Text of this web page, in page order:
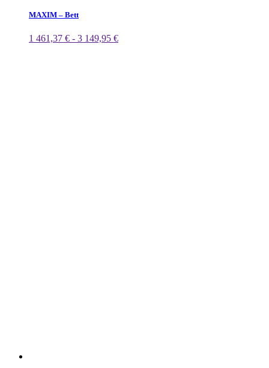
MAXIM – Bett
1 461,37 € - 3 149,95 €